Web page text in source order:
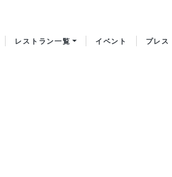
レストラン一覧 イベント プレス